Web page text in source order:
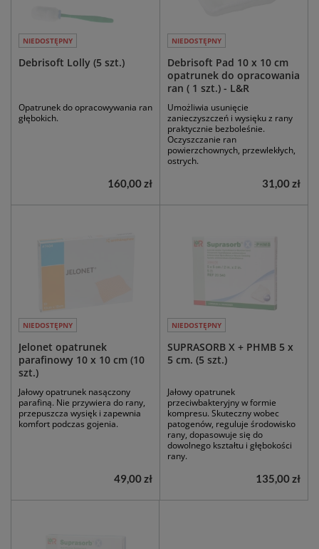
NIEDOSTĘPNY
Debrisoft Lolly (5 szt.)
Opatrunek do opracowywania ran
głębokich.
160,00 zł
NIEDOSTĘPNY
Debrisoft Pad 10 x 10 cm
opatrunek do opracowania
ran ( 1 szt.) - L&R
Umożliwia usunięcie
zanieczyszczeń i wysięku z rany
praktycznie bezboleśnie.
Oczyszczanie ran
powierzchownych, przewlekłych,
ostrych.
31,00 zł
NIEDOSTĘPNY
Jelonet opatrunek
parafinowy 10 x 10 cm (10
szt.)
Jałowy opatrunek nasączony
parafiną. Nie przywiera do rany,
przepuszcza wysięk i zapewnia
komfort podczas gojenia.
49,00 zł
NIEDOSTĘPNY
SUPRASORB X + PHMB 5 x
5 cm. (5 szt.)
Jałowy opatrunek
przeciwbakteryjny w formie
kompresu. Skuteczny wobec
patogenów, reguluje środowisko
rany, dopasowuje się do
dowolnego kształtu i głębokości
rany.
135,00 zł